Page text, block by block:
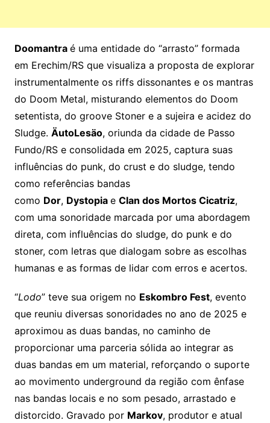
Doomantra é uma entidade do “arrasto” formada
em Erechim/RS que visualiza a proposta de explorar
instrumentalmente os riffs dissonantes e os mantras
do Doom Metal, misturando elementos do Doom
setentista, do groove Stoner e a sujeira e acidez do
Sludge. ÄutoLesäo, oriunda da cidade de Passo
Fundo/RS e consolidada em 2025, captura suas
influências do punk, do crust e do sludge, tendo
como referências bandas
como Dor, Dystopia e Clan dos Mortos Cicatriz,
com uma sonoridade marcada por uma abordagem
direta, com influências do sludge, do punk e do
stoner, com letras que dialogam sobre as escolhas
humanas e as formas de lidar com erros e acertos.
“Lodo” teve sua origem no Eskombro Fest, evento
que reuniu diversas sonoridades no ano de 2025 e
aproximou as duas bandas, no caminho de
proporcionar uma parceria sólida ao integrar as
duas bandas em um material, reforçando o suporte
ao movimento underground da região com ênfase
nas bandas locais e no som pesado, arrastado e
distorcido. Gravado por Markov, produtor e atual